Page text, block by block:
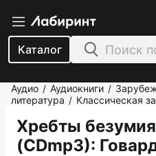
Каталог
Аудио / Аудиокниги /
литература / Классическая
Хребты
(CDmp3):